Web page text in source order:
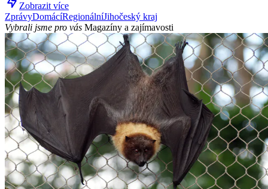
Zobrazit více
ZprávyDomácíRegionálníJihočeský kraj
Vybrali jsme pro vás Magazíny a zajímavosti